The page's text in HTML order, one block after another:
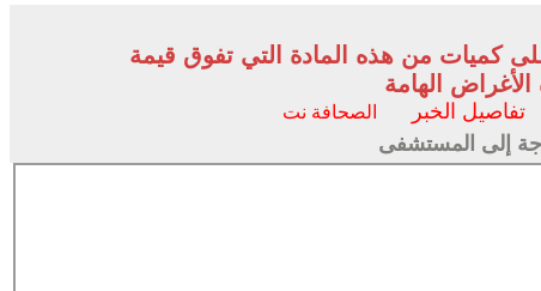
كميات من هذه المادة التي تفوق قيمة
الهامة
تفاصيل الخبر الصحافة نت
إلى المستشفى